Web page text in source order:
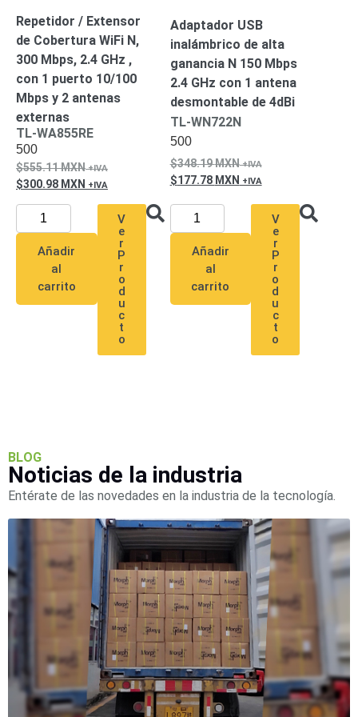
Cams
(Portátiles)Cámaras
MóvilesDash
Cams
Videoporteros
e
Interfonos
Intercomunicadores
AnalógicosVideoporteros
IP
Repetidor / Extensor
de Cobertura WiFi N,
300 Mbps, 2.4 GHz ,
con 1 puerto 10/100
Mbps y 2 antenas
externas
TL-WA855RE
500
555.11MXN
300.98 MXN
Añadir
al
carrito
V
e
r
P
r
o
d
u
c
t
o
Adaptador USB
inalámbrico de alta
ganancia N 150 Mbps
2.4 GHz con 1 antena
desmontable de 4dBi
TL-WN722N
500
348.19MXN
177.78 MXN
Añadir
al
carrito
V
e
r
P
r
o
d
u
c
t
o
BLOG
Noticias de la industria
Entérate de las novedades en la industria de la tecnología.